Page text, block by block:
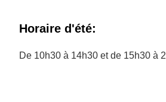
Horaire d'été:
De 10h30 à 14h30 et de 15h30 à